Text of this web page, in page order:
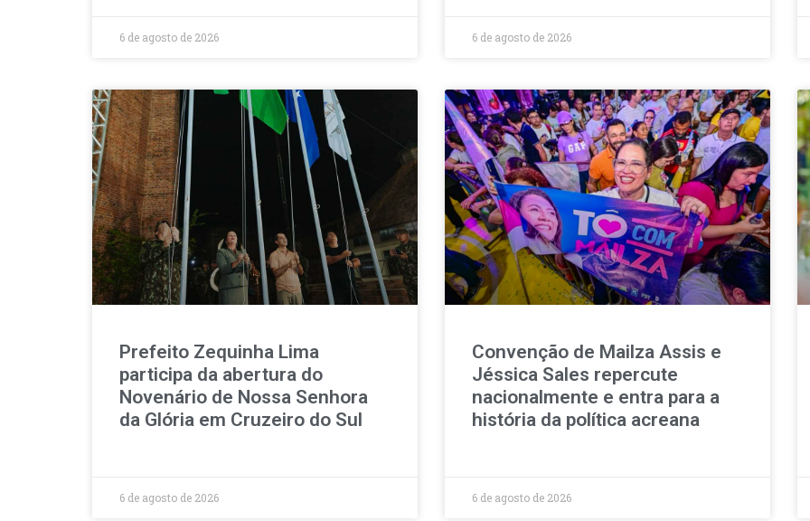
6 de agosto de 2026 6 de agosto de 2026
Prefeito Zequinha Lima
participa da abertura do
Novenário de Nossa Senhora
da Glória em Cruzeiro do Sul
6 de agosto de 2026
Convenção de Mailza Assis e
Jéssica Sales repercute
nacionalmente e entra para a
história da política acreana
6 de agosto de 2026